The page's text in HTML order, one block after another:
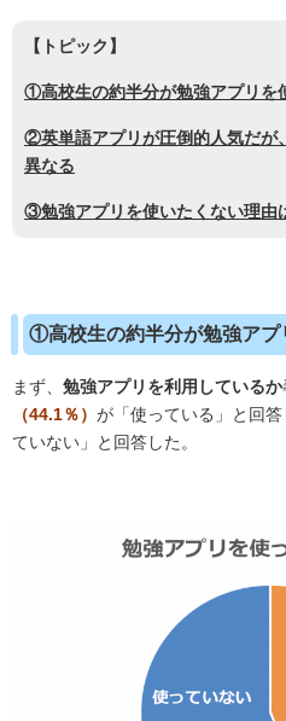
【トピック】
①高校生の約半分が勉強アプリを
②英単語アプリが圧倒的人気だが
異なる
③勉強アプリを使いたくない理由
①高校生の約半分が勉強アプ
まず、 勉強アプリを利用しているか
（44.1％） が「使っている」と回答
ていない」と回答した。